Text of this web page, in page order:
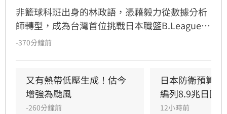
非籃球科班出身的林政語，憑藉毅力從數據分析
師轉型，成為台灣首位挑戰日本職籃B.League的
教練。他曾助新北國王奪下兩座冠軍，並在美籍
自學日文迎接挑戰，期許能在高強度的日本職籃
中磨練執教能力，成為國際級教練，未來更希望
能將寶貴的海外執教經驗帶回台灣，為本土籃壇
-370分鐘前
又有熱帶低壓生成！估今
增強為颱風
-260分鐘前
日本防衛預算
編列8.9兆日圓
12小時前